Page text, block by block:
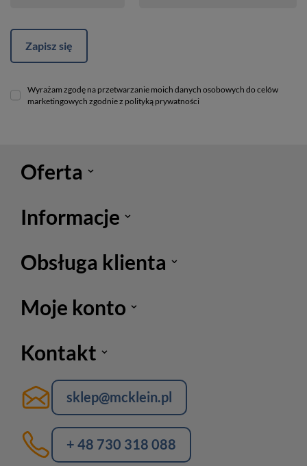
Zapisz się
Wyrażam zgodę na przetwarzanie moich danych osobowych do celów
marketingowych zgodnie z polityką prywatności
Oferta
Informacje
Obsługa klienta
Moje konto
Kontakt
sklep@mcklein.pl
+ 48 730 318 088